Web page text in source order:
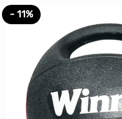
- 11%